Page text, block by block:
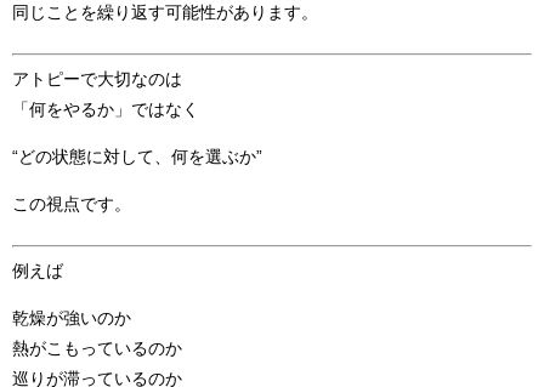
同じことを繰り返す可能性があります。
アトピーで大切なのは
「何をやるか」ではなく
“どの状態に対して、何を選ぶか”
この視点です。
例えば
乾燥が強いのか
熱がこもっているのか
巡りが滞っているのか